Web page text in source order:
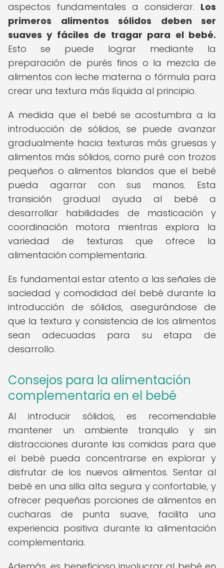
aspectos fundamentales a considerar. Los
primeros alimentos sólidos deben ser
suaves y fáciles de tragar para el bebé.
Esto se puede lograr mediante la
preparación de purés finos o la mezcla de
alimentos con leche materna o fórmula para
crear una textura más líquida al principio.
A medida que el bebé se acostumbra a la
introducción de sólidos, se puede avanzar
gradualmente hacia texturas más gruesas y
alimentos más sólidos, como puré con trozos
pequeños o alimentos blandos que el bebé
pueda agarrar con sus manos. Esta
transición gradual ayuda al bebé a
desarrollar habilidades de masticación y
coordinación motora mientras explora la
variedad de texturas que ofrece la
alimentación complementaria.
Es fundamental estar atento a las señales de
saciedad y comodidad del bebé durante la
introducción de sólidos, asegurándose de
que la textura y consistencia de los alimentos
sean adecuadas para su etapa de
desarrollo.
Consejos para la alimentación
complementaria en el bebé
Al introducir sólidos, es recomendable
mantener un ambiente tranquilo y sin
distracciones durante las comidas para que
el bebé pueda concentrarse en explorar y
disfrutar de los nuevos alimentos. Sentar al
bebé en una silla alta segura y confortable, y
ofrecer pequeñas porciones de alimentos en
cucharas de punta suave, facilita una
experiencia positiva durante la alimentación
complementaria.